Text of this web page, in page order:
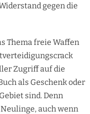
gegen die
Thema freie Waffen
Zugriff auf die
als Geschenk oder
sind. Denn
auch wenn